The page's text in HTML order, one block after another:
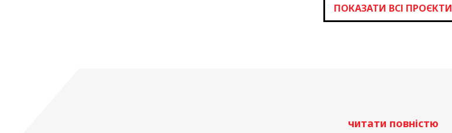
ПОКАЗАТИ ВСІ ПРОЄКТИ
читати повністю